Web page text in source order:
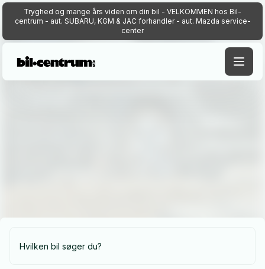
Tryghed og mange års viden om din bil - VELKOMMEN hos Bil-
centrum - aut. SUBARU, KGM & JAC forhandler - aut. Mazda service-
center
Find drømmebilen